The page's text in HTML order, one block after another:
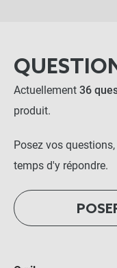
Actuellement 36
produit.
Posez vos
temps d'y répondre.